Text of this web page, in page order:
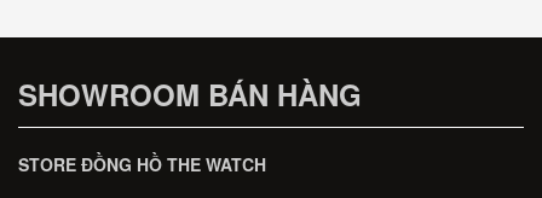
SHOWROOM BÁN HÀNG
STORE ĐỒNG HỒ THE WATCH